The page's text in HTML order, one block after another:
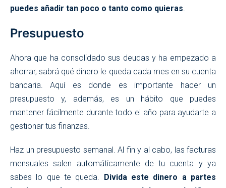
puedes añadir tan poco o tanto como quieras
Presupuesto
Ahora que ha consolidado sus deudas y ha empezado a
ahorrar, sabrá qué dinero le queda cada mes en su cuenta
bancaria. Aquí es donde es importante hacer un
presupuesto y, además, es un hábito que puedes
mantener fácilmente durante todo el año para ayudarte a
gestionar tus finanzas.
Haz un presupuesto semanal. Al fin y al cabo, las facturas
mensuales salen automáticamente de tu cuenta y ya
sabes lo que te queda. Divida este dinero a partes